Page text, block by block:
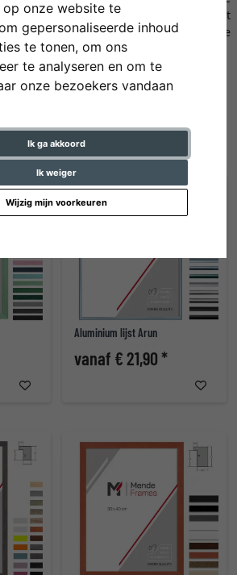
onze website te
gepersonaliseerde inhoud
te tonen, om ons
te analyseren en om te
onze bezoekers vandaan
Ik ga akkoord
Ik weiger
Wijzig mijn voorkeuren
bij AllesLijsten.nl geïnspireerd. Dat
verder en kom meer te weten over de
assortiment.
Aluminium lijst Arun
vanaf € 21,90 *